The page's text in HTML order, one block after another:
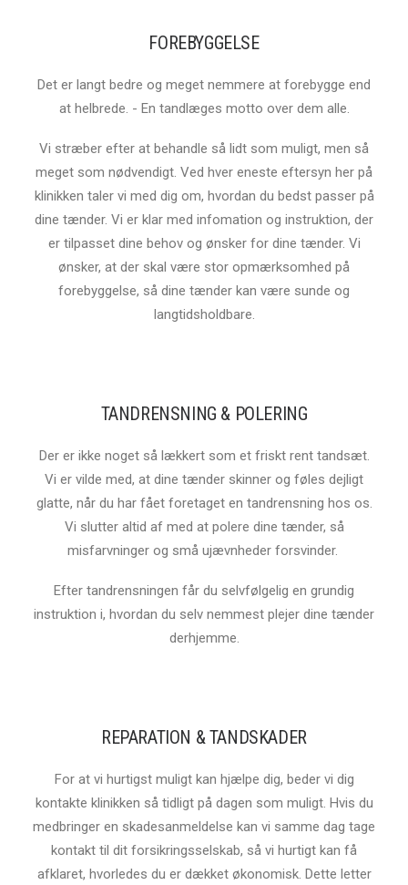
FOREBYGGELSE
Det er langt bedre og meget nemmere at forebygge end
at helbrede. - En tandlæges motto over dem alle.
Vi stræber efter at behandle så lidt som muligt, men så
meget som nødvendigt. Ved hver eneste eftersyn her på
klinikken taler vi med dig om, hvordan du bedst passer på
dine tænder. Vi er klar med infomation og instruktion, der
er tilpasset dine behov og ønsker for dine tænder. Vi
ønsker, at der skal være stor opmærksomhed på
forebyggelse, så dine tænder kan være sunde og
langtidsholdbare.
TANDRENSNING & POLERING
Der er ikke noget så lækkert som et friskt rent tandsæt.
Vi er vilde med, at dine tænder skinner og føles dejligt
glatte, når du har fået foretaget en tandrensning hos os.
Vi slutter altid af med at polere dine tænder, så
misfarvninger og små ujævnheder forsvinder.
Efter tandrensningen får du selvfølgelig en grundig
instruktion i, hvordan du selv nemmest plejer dine tænder
derhjemme.
REPARATION & TANDSKADER
For at vi hurtigst muligt kan hjælpe dig, beder vi dig
kontakte klinikken så tidligt på dagen som muligt. Hvis du
medbringer en skadesanmeldelse kan vi samme dag tage
kontakt til dit forsikringsselskab, så vi hurtigt kan få
afklaret, hvorledes du er dækket økonomisk. Dette letter